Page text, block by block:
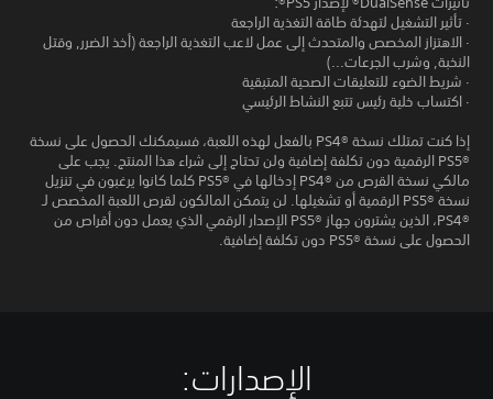
· تأثير التشغيل لتهدئة طاقة التغذية الراجعة
· الاهتزاز المخصص والمتحدث إلى عمل لاعب التغذية الراجعة (أخذ الضرر, وقتل
النخبة, وشرب الجرعات...)
· شريط الضوء للتعليقات الصحية المتبقية
· اكتساب خلية رئيس تتبع النشاط الرئيسي
إذا كنت تمتلك نسخة PS4®‎ بالفعل لهذه اللعبة، فسيمكنك الحصول على نسخة
PS5®‎ الرقمية دون تكلفة إضافية ولن تحتاج إلى شراء هذا المنتج. يجب على
مالكي نسخة القرص من PS4®‎ إدخالها في PS5®‎ كلما كانوا يرغبون في تنزيل
نسخة PS5®‎ الرقمية أو تشغيلها. لن يتمكن المالكون لقرص اللعبة المخصص لـ
PS4®‎، الذين يشترون جهاز PS5®‎ الإصدار الرقمي الذي يعمل دون أقراص من
الحصول على نسخة PS5®‎ دون تكلفة إضافية.
الإصدارات:‏